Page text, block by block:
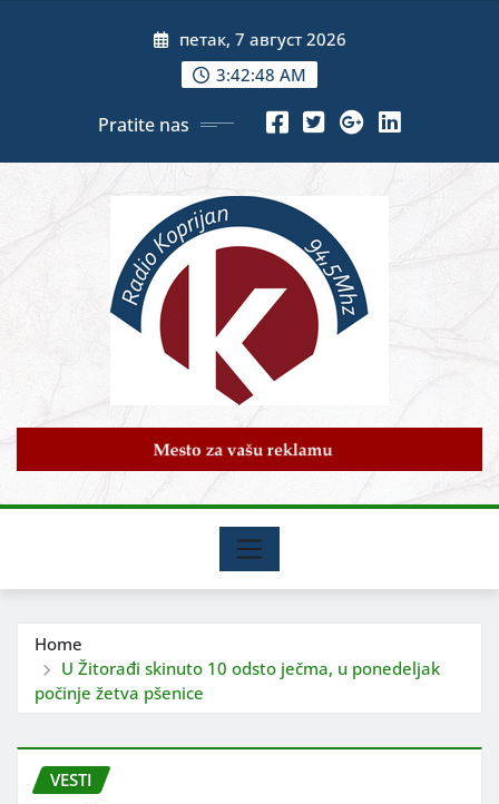
петак, 7 август 2026
3:42:49 AM
Pratite nas
Home
U Žitorađi skinuto 10 odsto ječma, u ponedeljak
počinje žetva pšenice
VESTI